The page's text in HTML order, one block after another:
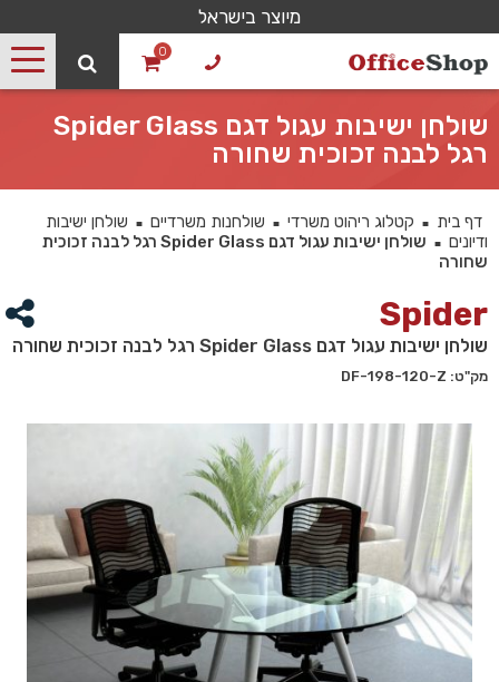
מיוצר בישראל
0
שולחן ישיבות עגול דגם Spider Glass
רגל לבנה זכוכית שחורה
דף בית ■ קטלוג ריהוט משרדי ■ שולחנות משרדיים ■
שולחן ישיבות
ודיונים ■
שולחן ישיבות עגול דגם Spider Glass רגל לבנה זכוכית
שחורה
Spider
שולחן ישיבות עגול דגם Spider Glass רגל לבנה זכוכית שחורה
מק"ט: DF-198-120-Z